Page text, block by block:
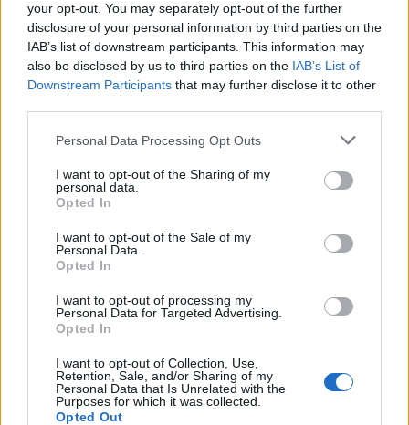
your opt-out. You may separately opt-out of the further
disclosure of your personal information by third parties on the
IAB’s list of downstream participants. This information may
also be disclosed by us to third parties on the IAB’s List of
Downstream Participants that may further disclose it to other
Please note that this website/app uses one or more Google
not limited to your visit or usage behaviour. You may click to
grant or deny consent to Google and its third-party tags to
use your data for below specified purposes in below Google
consent section.
Personal Data Processing Opt Outs
I want to opt-out of the Sharing of my
personal data.
Opted In
I want to opt-out of the Sale of my
Personal Data.
Opted In
I want to opt-out of processing my
Personal Data for Targeted Advertising.
Opted In
I want to opt-out of Collection, Use,
Retention, Sale, and/or Sharing of my
Personal Data that Is Unrelated with the
Purposes for which it was collected.
Opted Out
Continuez la lecture